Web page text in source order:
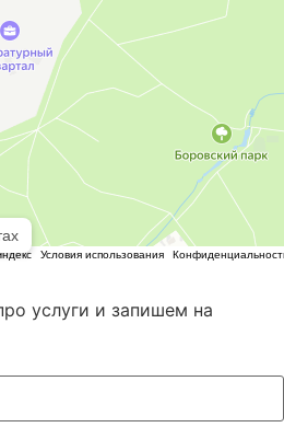
услуги и запишем на